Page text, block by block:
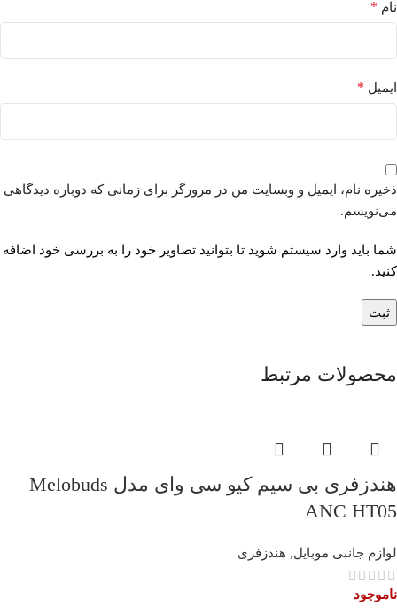
نام *
ایمیل *
ذخیره نام، ایمیل و وبسایت من در مرورگر برای زمانی که دوباره دیدگاهی
می‌نویسم.
شما باید وارد سیستم شوید تا بتوانید تصاویر خود را به بررسی خود اضافه
کنید.
محصولات مرتبط
هندزفری بی سیم کیو سی وای مدل Melobuds
ANC HT05
لوازم جانبی موبایل, هندزفری
ناموجود